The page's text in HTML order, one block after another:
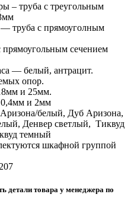
– труба с треугольным
труба с прямоуголным
прямоугольным сечением
— белый, антрацит.
опор.
и 25мм.
и 2мм
белый, Дуб Аризона,
Денвер светлый, Тиквуд
темный
шкафной группой
детали товара у менеджера по